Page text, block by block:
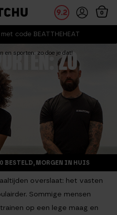
code BEATTHEHEAT
9.2 0
en sporten: zo doe je dat!
ZO
BESTELD, MORGEN IN HUIS
overslaat: het vasten
Sommige mensen
op een lege maag en